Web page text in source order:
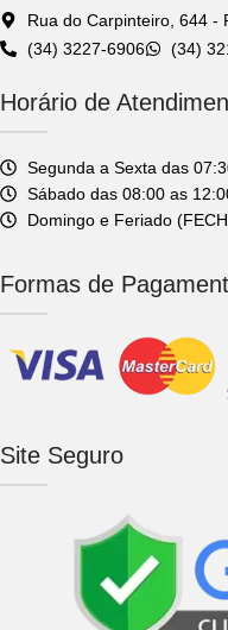
Rua do Carpinteiro, 644 -
(34) 3227-6906
(34)
Horário de
Segunda a Sexta das
Sábado das 08:00 as
Domingo e Feriado
Formas de
Site Seguro